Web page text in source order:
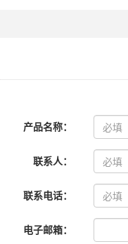
产品名称：
联系人：
联系电话：
电子邮箱：